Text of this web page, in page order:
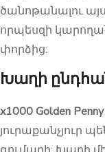
ծանոթանալու
որպեսզի
փորձից:
Խաղի
x1000 Golden
յուրաքանչյուր